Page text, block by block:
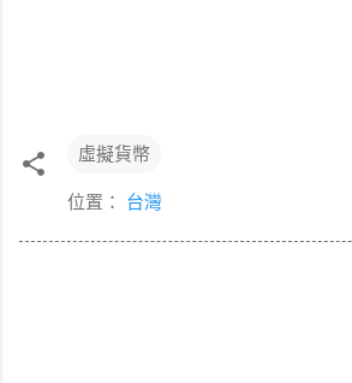
虛擬貨幣
位置： 台灣